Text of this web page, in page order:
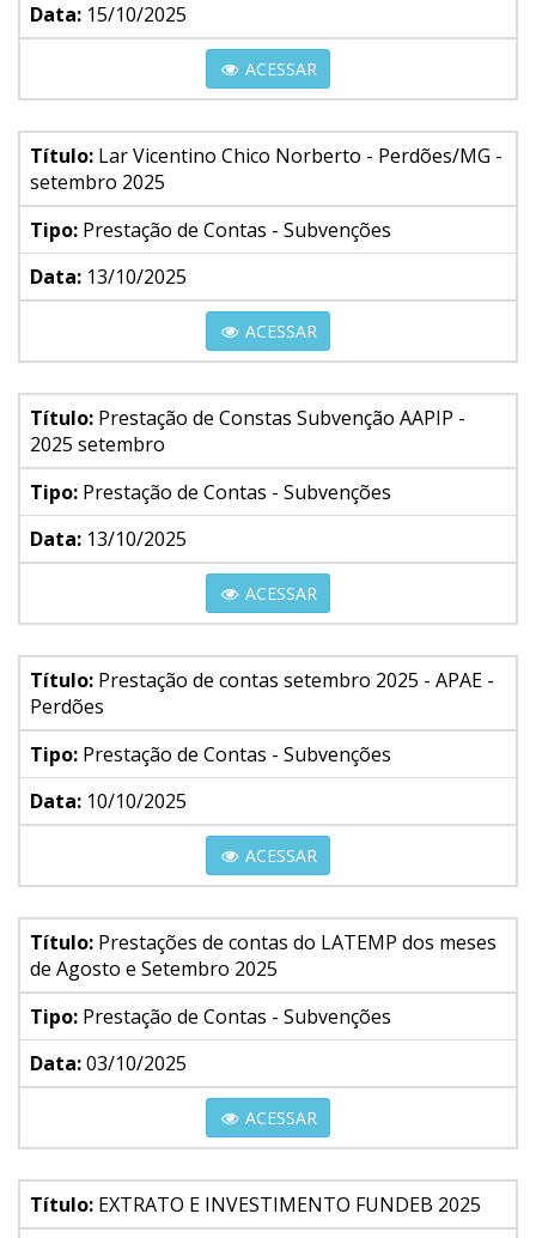
Data: 15/10/2025
ACESSAR
Título: Lar Vicentino Chico Norberto - Perdões/MG -
setembro 2025
Tipo: Prestação de Contas - Subvenções
Data: 13/10/2025
ACESSAR
Título: Prestação de Constas Subvenção AAPIP -
2025 setembro
Tipo: Prestação de Contas - Subvenções
Data: 13/10/2025
ACESSAR
Título: Prestação de contas setembro 2025 - APAE -
Perdões
Tipo: Prestação de Contas - Subvenções
Data: 10/10/2025
ACESSAR
Título: Prestações de contas do LATEMP dos meses
de Agosto e Setembro 2025
Tipo: Prestação de Contas - Subvenções
Data:03/10/2025
ACESSAR
Título: EXTRATO E INVESTIMENTO FUNDEB 2025